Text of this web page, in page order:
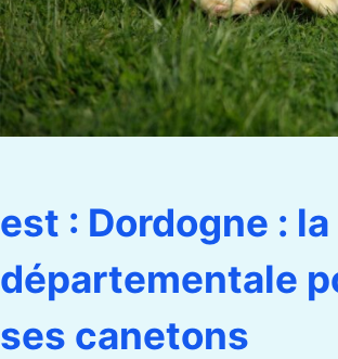
est : Dordogne :
départementale
ses canetons